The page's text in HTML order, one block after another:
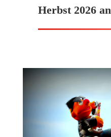
Herbst 2026 an